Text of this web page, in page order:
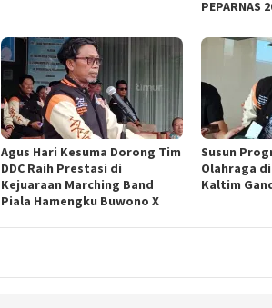
PEPARNAS
Agus Hari Kesuma Dorong Tim
DDC Raih Prestasi di
Kejuaraan Marching Band
Piala Hamengku Buwono X
Susun
Olahraga
Kaltim